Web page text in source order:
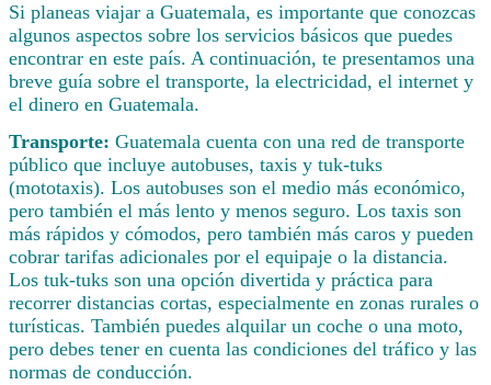
Si planeas viajar a Guatemala, es importante que conozcas
algunos aspectos sobre los servicios básicos que puedes
encontrar en este país. A continuación, te presentamos una
breve guía sobre el transporte, la electricidad, el internet y
el dinero en Guatemala.
Transporte: Guatemala cuenta con una red de transporte
público que incluye autobuses, taxis y tuk-tuks
(mototaxis). Los autobuses son el medio más económico,
pero también el más lento y menos seguro. Los taxis son
más rápidos y cómodos, pero también más caros y pueden
cobrar tarifas adicionales por el equipaje o la distancia.
Los tuk-tuks son una opción divertida y práctica para
recorrer distancias cortas, especialmente en zonas rurales o
turísticas. También puedes alquilar un coche o una moto,
pero debes tener en cuenta las condiciones del tráfico y las
normas de conducción.